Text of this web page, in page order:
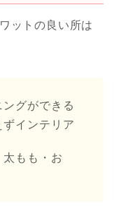
ットの良い所は
グができる
ずインテリア
もも・お